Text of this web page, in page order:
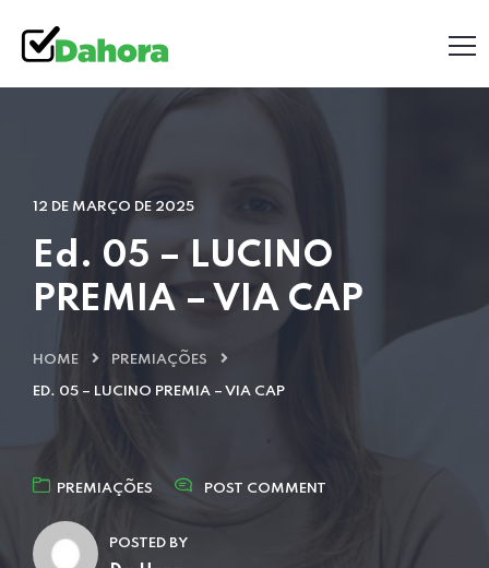
12 DE MARÇO DE 2025
Ed. 05 – LUCINO
PREMIA – VIA CAP
HOME PREMIAÇÕES
ED. 05 – LUCINO PREMIA – VIA CAP
PREMIAÇÕES POST COMMENT
POSTED BY